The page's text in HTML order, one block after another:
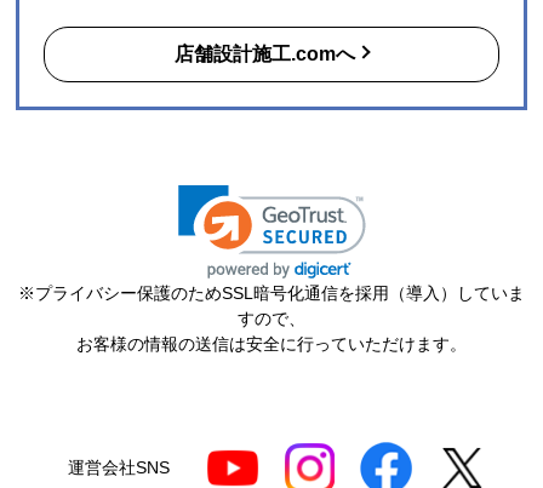
口コミもよく､最安値だった
【注文からどのくらいで届きましたか？】
希望日に設置してくださいました
【その他感想・コメント】
さん
2026年7月17日 18:20
欲しい商品をスムーズに注文できましたか？
ショップからの連絡や対応は適切でしたか？
商品の梱包は必要十分なものでしたか？
店舗設計施工.comへ
※プライバシー保護のためSSL暗号化通信を採用（導入）していま
すので、
お客様の情報の送信は安全に行っていただけます。
運営会社SNS